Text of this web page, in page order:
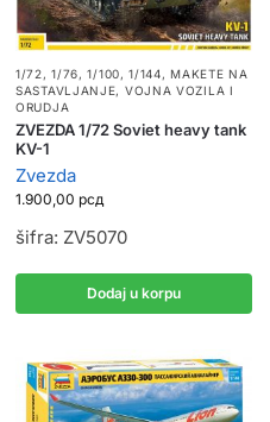
1/72, 1/76, 1/100, 1/144,MAKETE NA
SASTAVLJANJE, VOJNA VOZILA I
ORUDJA
ZVEZDA 1/72 Soviet heavy tank
KV-1
Zvezda
1.900,00 рсд
šifra: ZV5070
Dodaj u korpu